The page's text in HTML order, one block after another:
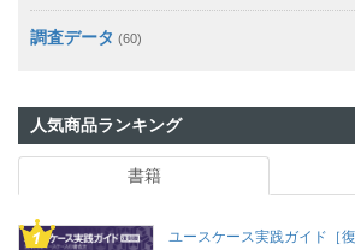
調査データ (60)
人気商品ランキング
書籍
ユースケース実践ガイド［